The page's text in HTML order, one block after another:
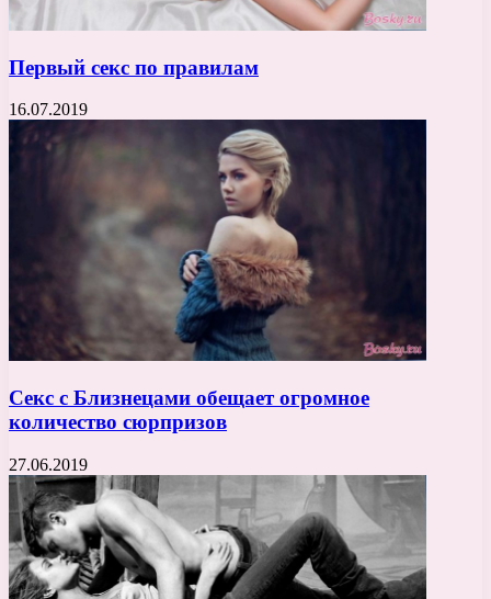
Первый секс по правилам
16.07.2019
Секс с Близнецами обещает огромное
количество сюрпризов
27.06.2019